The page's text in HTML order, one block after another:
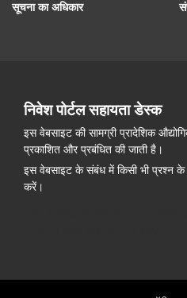
सूचना का अधिकार
निवेश पोर्टल सहायता डेस्क
इस वेबसाइट की सामग्री प्रादेशिक
प्रकाशित और प्रबंधित की जाती है।
इस वेबसाइट के संबंध में किसी भी प्रश्न के
करें।